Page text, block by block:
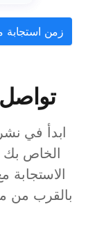
زمن استجابة
الخاص بك